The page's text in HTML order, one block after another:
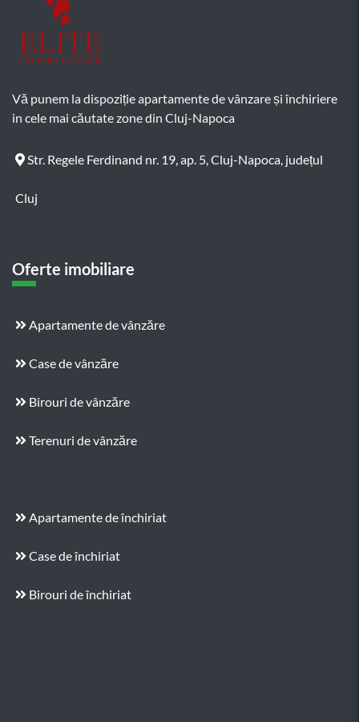
Vă punem la dispoziție apartamente de vânzare și închiriere
in cele mai căutate zone din Cluj-Napoca
Str. Regele Ferdinand nr. 19, ap. 5, Cluj-Napoca, județul
Cluj
Oferte imobiliare
Apartamente de vânzăre
Case de vânzăre
Birouri de vânzăre
Terenuri de vânzăre
Apartamente de închiriat
Case de închiriat
Birouri de închiriat